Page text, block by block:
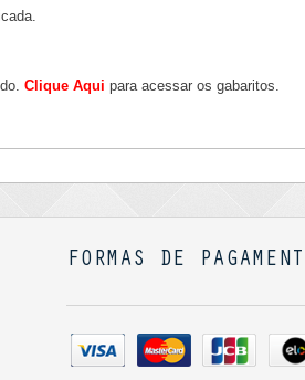
Clique Aqui para acessar os gabaritos.
FORMAS DE